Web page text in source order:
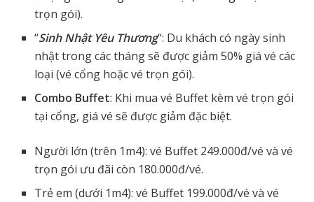
trọn gói).
“Sinh Nhật Yêu Thương“: Du khách có ngày sinh
nhật trong các tháng sẽ được giảm 50% giá vé các
loại (vé cổng hoặc vé trọn gói).
Combo Buffet: Khi mua vé Buffet kèm vé trọn gói
tại cổng, giá vé sẽ được giảm đặc biệt.
Người lớn (trên 1m4): vé Buffet 249.000đ/vé và vé
trọn gói ưu đãi còn 180.000đ/vé.
Trẻ em (dưới 1m4): vé Buffet 199.000đ/vé và vé